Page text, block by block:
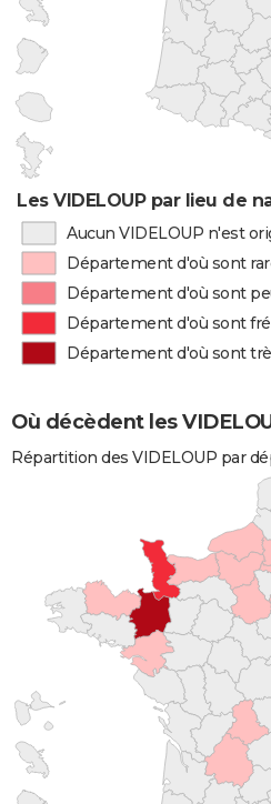
Les VIDELOUP par lieu de
Aucun VIDELOUP n'est
Département d'où sont
Département d'où sont
Département d'où sont
Département d'où sont
Où décèdent les
Répartition des VIDELOUP par